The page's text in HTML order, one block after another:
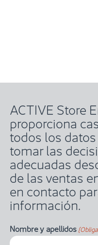
ACTIVE Store
proporciona
todos los
tomar las
adecuadas
de las ventas
en contacto
información.
Nombre y apellidos